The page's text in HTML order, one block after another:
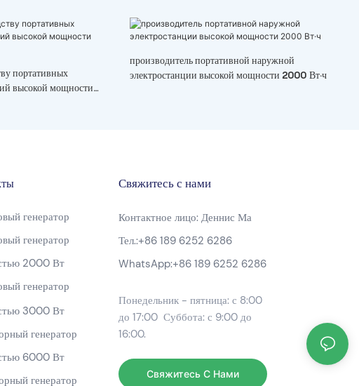
портативных
высокой мощности
производитель портативной наружной
электростанции высокой мощности 2000 Вт·ч
генератор
генератор
2000 Вт
генератор
3000 Вт
генератор
6000 Вт
генератор
Свяжитесь с нами
Контактное лицо: Деннис Ма
Тел.:+86 189 6252 6286
WhatsApp:+86 189 6252 6286
Понедельник - пятница: с 8:00
до 17:00 Суббота: с 9:00 до
16:00.
Свяжитесь С Нами